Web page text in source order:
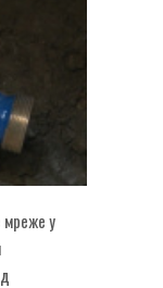
мреже у